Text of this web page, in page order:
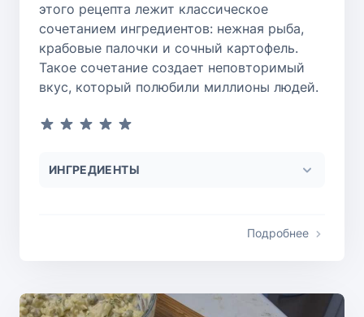
этого рецепта лежит классическое
сочетанием ингредиентов: нежная рыба,
крабовые палочки и сочный картофель.
Такое сочетание создает неповторимый
вкус, который полюбили миллионы людей.
ИНГРЕДИЕНТЫ
Подробнее